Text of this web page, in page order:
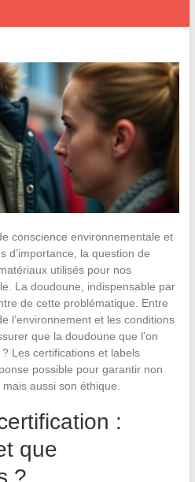
conscience environnementale et
d’importance, la question de
utilisés pour nos
La doudoune, indispensable par
de cette problématique. Entre
l’environnement et les conditions
que la doudoune que l’on
Les certifications et labels
possible pour garantir non
aussi son éthique.
:
que
?